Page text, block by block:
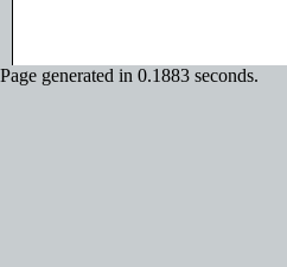
Page generated in 0.1883 seconds.